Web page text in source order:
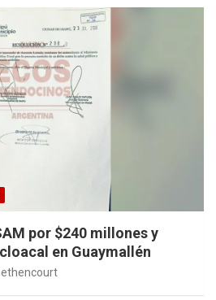
por $240 millones y
en Guaymallén